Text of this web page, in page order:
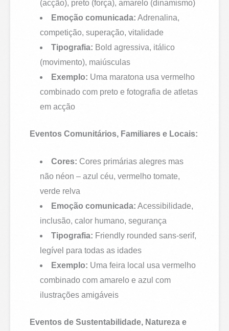
(acção), preto (força), amarelo (dinamismo)
Emoção comunicada: Adrenalina,
competição, superação, vitalidade
Tipografia: Bold agressiva, itálico
(movimento), maiúsculas
Exemplo: Uma maratona usa vermelho
combinado com preto e fotografia de atletas
em acção
Eventos Comunitários, Familiares e Locais:
Cores: Cores primárias alegres mas
não néon – azul céu, vermelho tomate,
verde relva
Emoção comunicada: Acessibilidade,
inclusão, calor humano, segurança
Tipografia: Friendly rounded sans-serif,
legível para todas as idades
Exemplo: Uma feira local usa vermelho
combinado com amarelo e azul com
ilustrações amigáveis
Eventos de Sustentabilidade, Natureza e